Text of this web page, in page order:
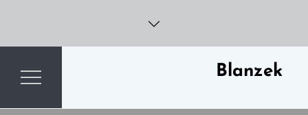
content
Blanzek